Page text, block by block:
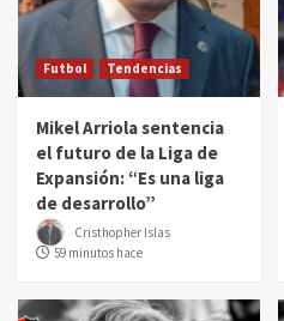
Futbol Tendencias
Mikel Arriola sentencia
el futuro de la Liga de
Expansión: “Es una liga
de desarrollo”
Cristhopher Islas
59 minutos hace